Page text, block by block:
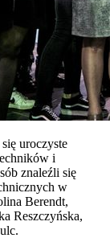
uroczyste
i
znaleźli się
w
Berendt,
Reszczyńska,